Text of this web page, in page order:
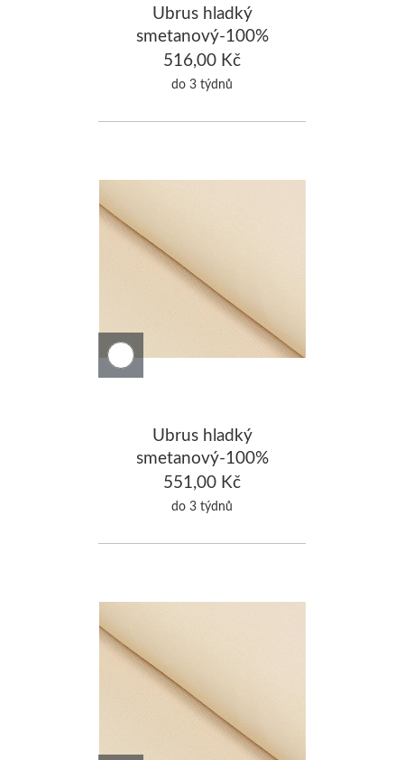
Ubrus hladký
smetanový-100%
Bavlna 130x260cm
516,00 Kč
do 3 týdnů
Ubrus hladký
smetanový-100%
Bavlna 130x280cm
551,00 Kč
do 3 týdnů